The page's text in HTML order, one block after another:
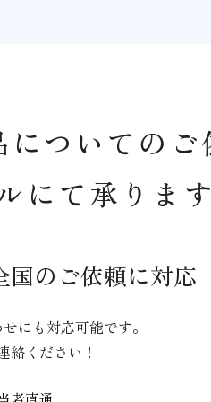
ついてのご
にて承ります
国のご依頼に対応
にも対応可能です。
絡ください！